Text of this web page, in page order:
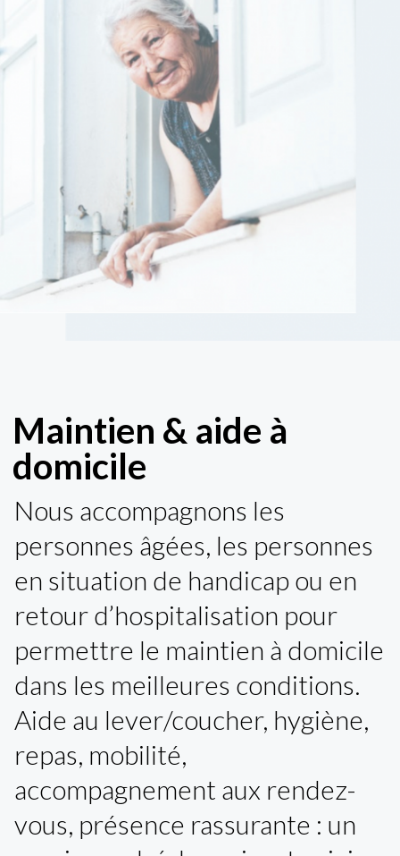
Maintien & aide à
domicile
Nous accompagnons les
personnes âgées, les personnes
en situation de handicap ou en
retour d’hospitalisation pour
permettre le maintien à domicile
dans les meilleures conditions.
Aide au lever/coucher, hygiène,
repas, mobilité,
accompagnement aux rendez-
vous, présence rassurante : un